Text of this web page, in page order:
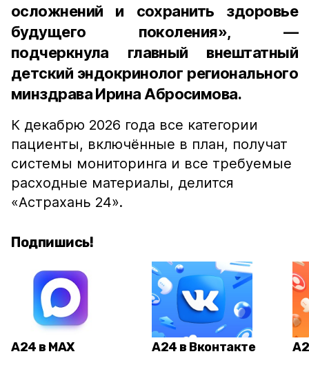
осложнений и сохранить здоровье
будущего поколения», —
подчеркнула главный внештатный
детский эндокринолог регионального
минздрава Ирина Абросимова.
К декабрю 2026 года все категории
пациенты, включённые в план, получат
системы мониторинга и все требуемые
расходные материалы, делится
«Астрахань 24».
Подпишись!
А24 в MAX А24 в Вконтакте